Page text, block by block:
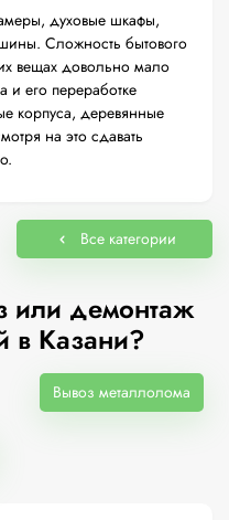
духовые шкафы,
Сложность бытового
вещах довольно мало
и его переработке
корпуса, деревянные
на это сдавать
Все категории
или демонтаж
в Казани?
Вывоз металлолома